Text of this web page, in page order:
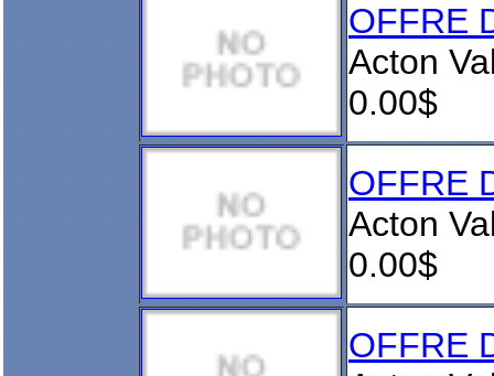
OFFRE
Acton
0.00$
OFFRE
Acton
0.00$
OFFRE